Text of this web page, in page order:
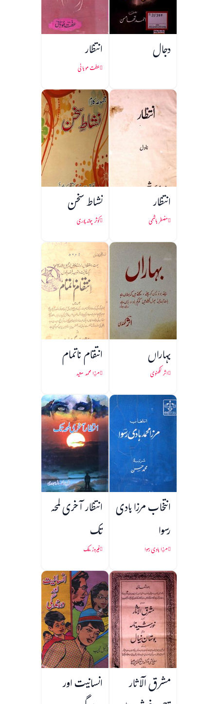
دجال انتظار
عفت موہانی
انتظار
مضطر ہاشمی
نشاط سخن
کوثر چاند پوری
بہاراں
اثر لکھنوی
انتقام ناتمام
مرزا محمد سعید
انتخاب مرزا ہادی
رسوا
مرزا ہادی رسوا
انتظار آخری لمحہ
تک
فیروز ملک
مشرق الآثار انسانیت اور